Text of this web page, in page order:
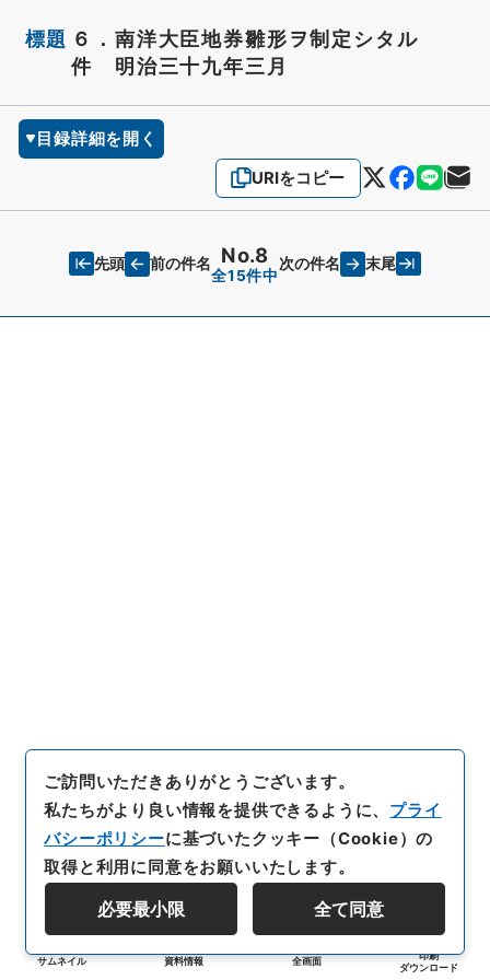
標題 ６．南洋大臣地券雛形ヲ制定シタル
件 明治三十九年三月
目録詳細を開く
URIをコピー
先頭 前の件名 No.8
全15件中
次の件名 末尾
サムネイル 資料情報 全画面
印刷
ダウンロード
ご訪問いただきありがとうございます。
私たちがより良い情報を提供できるように、 プライ
バシーポリシーに基づいたクッキー（Cookie）の
取得と利用に同意をお願いいたします。
必要最小限 全て同意